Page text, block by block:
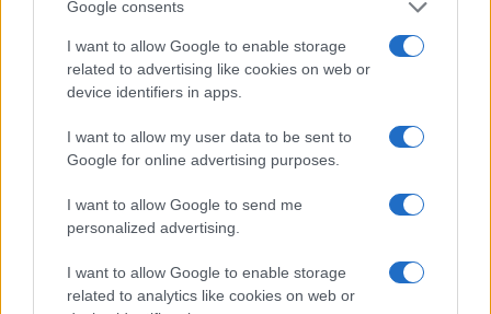
Google consents
I want to allow Google to enable storage
related to advertising like cookies on web or
device identifiers in apps.
I want to allow my user data to be sent to
Google for online advertising purposes.
I want to allow Google to send me
personalized advertising.
I want to allow Google to enable storage
related to analytics like cookies on web or
k
Controlli rafforzati in Costa Smeralda, 20
arresti e 135 denunce
Tre milioni di euro dalla Provincia Gallura per
Arzachena